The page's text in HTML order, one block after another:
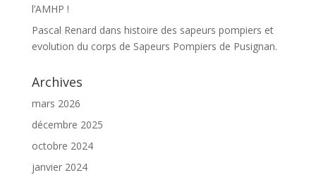
l’AMHP !
Pascal Renard dans histoire des sapeurs pompiers et
evolution du corps de Sapeurs Pompiers de Pusignan.
Archives
mars 2026
décembre 2025
octobre 2024
janvier 2024